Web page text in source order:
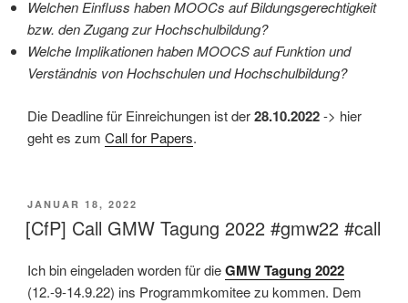
Welchen Einfluss haben MOOCs auf Bildungsgerechtigkeit
bzw. den Zugang zur Hochschulbildung?
Welche Implikationen haben MOOCS auf Funktion und
Verständnis von Hochschulen und Hochschulbildung?
Die Deadline für Einreichungen ist der28.10.2022-> hier
geht es zum Call for Papers.
VERÖFFENTLICHT
AM
JANUAR 18, 2022
[CfP] Call GMW Tagung 2022 #gmw22 #call
Ich bin eingeladen worden für dieGMW Tagung 2022
(12.-9-14.9.22) ins Programmkomitee zu kommen. Dem